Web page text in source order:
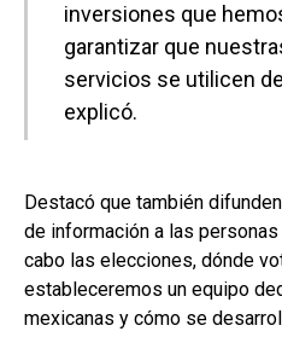
inversiones que
garantizar que
servicios se utilicen
explicó.
Destacó que también
de información a las
cabo las elecciones, dónde
estableceremos un equipo
mexicanas y cómo se